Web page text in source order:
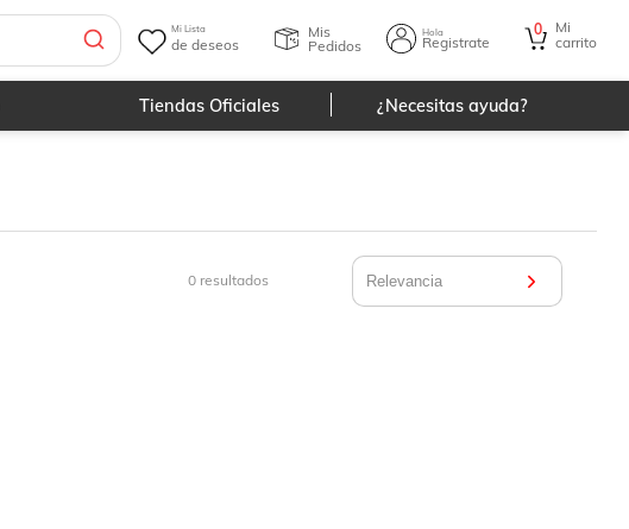
Mi Lista
de deseos
Mis
Pedidos
Hola
Registrate
0
Mi
carrito
Tiendas Oficiales ¿Necesitas ayuda?
0resultados